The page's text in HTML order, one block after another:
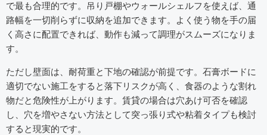
で最も合理的です。吊り戸棚やウォールシェルフを使えば、通
路幅を一切削らずに収納を追加できます。よく使う物を手の届
く高さに配置できれば、動作も減って調理がスムーズになりま
す。
ただし壁面は、耐荷重と下地の確認が前提です。石膏ボードに
適切でない施工をすると落下リスクが高く、食器のような割れ
物だと危険性が上がります。賃貸の場合は穴あけ可否を確認
し、穴を増やさない方法として突っ張り式や粘着タイプも検討
すると現実的です。